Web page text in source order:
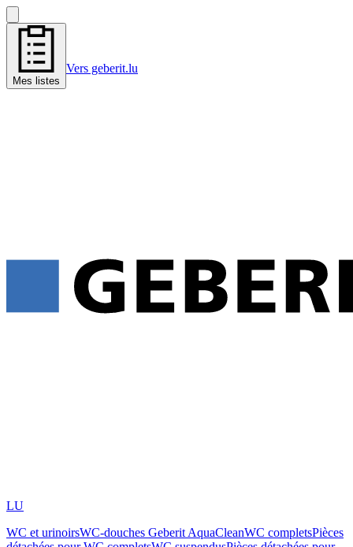
Mes listes
Vers geberit.lu
LU
WC et urinoirsWC-douches Geberit AquaCleanWC completsPièces